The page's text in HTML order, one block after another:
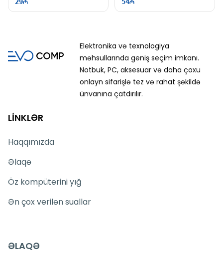
Elektronika və texnologiya
məhsullarında geniş seçim imkanı.
Notbuk, PC, aksesuar və daha çoxu
onlayn sifarişlə tez və rahat şəkildə
ünvanına çatdırılır.
LİNKLƏR
Haqqımızda
Əlaqə
Öz kompüterini yığ
Ən çox verilən suallar
ƏLAQƏ